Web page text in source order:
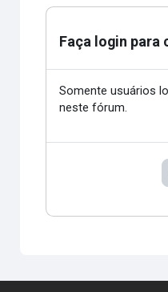
Faça login para
Somente usuários
neste fórum.